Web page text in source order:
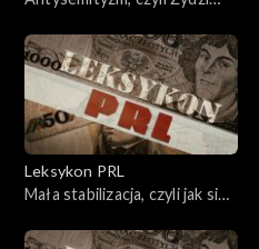
Leksykon PRL
Mała stabilizacja, czyli jak się